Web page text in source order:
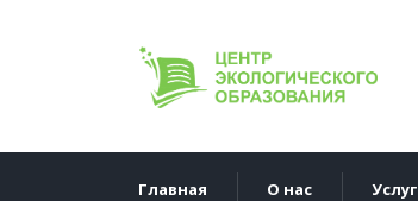
Главная О нас